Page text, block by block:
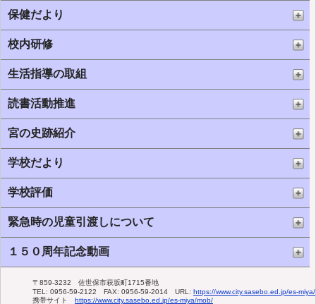
保健だより
校内研修
生活指導の取組
読書活動推進
宮の史跡紹介
学校だより
学校評価
緊急時の児童引渡しについて
１５０周年記念動画
〒859-3232 佐世保市萩坂町1715番地
TEL: 0956-59-2122 FAX: 0956-59-2014 URL: https://www.city.sasebo. ed. jp/es-miya/
携帯サイト https://www.city.sasebo. ed. jp/es-miya/mob/